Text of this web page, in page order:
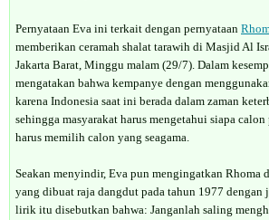
Pernyataan Eva ini terkait dengan pernyataan
memberikan ceramah shalat tarawih di Masjid Al
Jakarta Barat, Minggu malam (29/7). Dalam
mengatakan bahwa kempanye dengan
karena Indonesia saat ini berada dalam zaman
sehingga masyarakat harus mengetahui siapa
harus memilih calon yang seagama.
Seakan menyindir, Eva pun mengingatkan Rhoma
yang dibuat raja dangdut pada tahun 1977
lirik itu disebutkan bahwa: Janganlah saling